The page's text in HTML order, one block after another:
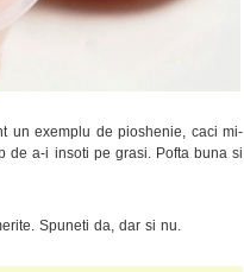
un exemplu de pioshenie, caci mi-
de a-i insoti pe grasi. Pofta buna si
Spuneti da, dar si nu.